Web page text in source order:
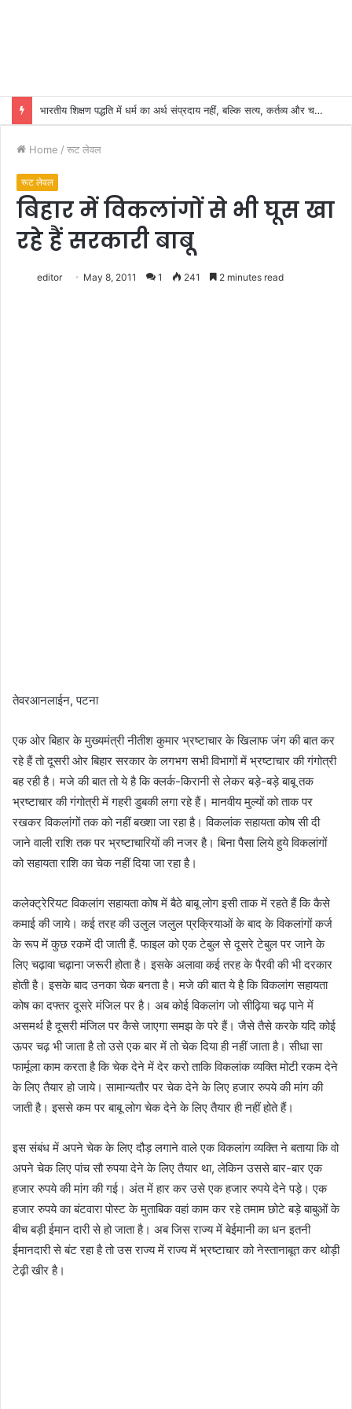
भारतीय शिक्षण पद्धति में धर्म का अर्थ संप्रदाय नहीं, बल्कि सत्य, कर्तव्य और चरित्र निर्माण है: विजय प्रकाश
Home / रूट लेवल
रूट लेवल
बिहार में विकलांगों से भी घूस खा
रहे हैं सरकारी बाबू
editor May 8, 2011 1 241 2 minutes read
तेवरआनलाईन, पटना
एक ओर बिहार के मुख्यमंत्री नीतीश कुमार भ्रष्टाचार के खिलाफ जंग की बात कर
रहे हैं तो दूसरी ओर बिहार सरकार के लगभग सभी विभागों में भ्रष्टाचार की गंगोत्री
बह रही है। मजे की बात तो ये है कि क्लर्क-किरानी से लेकर बड़े-बड़े बाबू तक
भ्रष्टाचार की गंगोत्री में गहरी डुबकी लगा रहे हैं। मानवीय मुल्यों को ताक पर
रखकर विकलांगों तक को नहीं बख्शा जा रहा है। विकलांक सहायता कोष सी दी
जाने वाली राशि तक पर भ्रष्टाचारियों की नजर है। बिना पैसा लिये हुये विकलांगों
को सहायता राशि का चेक नहीं दिया जा रहा है।
कलेक्ट्रेरियट विकलांग सहायता कोष में बैठे बाबू लोग इसी ताक में रहते हैं कि कैसे
कमाई की जाये। कई तरह की उलुल जलुल प्रक्रियाओं के बाद के विकलांगों कर्ज
के रूप में कुछ रकमें दी जाती हैं. फाइल को एक टेबुल से दूसरे टेबुल पर जाने के
लिए चढ़ावा चढ़ाना जरूरी होता है। इसके अलावा कई तरह के पैरवी की भी दरकार
होती है। इसके बाद उनका चेक बनता है। मजे की बात ये है कि विकलांग सहायता
कोष का दफ्तर दूसरे मंजिल पर है। अब कोई विकलांग जो सीढ़िया चढ़ पाने में
असमर्थ है दूसरी मंजिल पर कैसे जाएगा समझ के परे हैं। जैसे तैसे करके यदि कोई
ऊपर चढ़ भी जाता है तो उसे एक बार में तो चेक दिया ही नहीं जाता है। सीधा सा
फार्मूला काम करता है कि चेक देने में देर करो ताकि विकलांक व्यक्ति मोटी रकम देने
के लिए तैयार हो जाये। सामान्यतौर पर चेक देने के लिए हजार रुपये की मांग की
जाती है। इससे कम पर बाबू लोग चेक देने के लिए तैयार ही नहीं होते हैं।
इस संबंध में अपने चेक के लिए दौड़ लगाने वाले एक विकलांग व्यक्ति ने बताया कि वो
अपने चेक लिए पांच सौ रुपया देने के लिए तैयार था, लेकिन उससे बार-बार एक
हजार रुपये की मांग की गई। अंत में हार कर उसे एक हजार रुपये देने पड़े। एक
हजार रुपये का बंटवारा पोस्ट के मुताबिक वहां काम कर रहे तमाम छोटे बड़े बाबुओं के
बीच बड़ी ईमान दारी से हो जाता है। अब जिस राज्य में बेईमानी का धन इतनी
ईमानदारी से बंट रहा है तो उस राज्य में राज्य में भ्रष्टाचार को नेस्तानाबूत कर थोड़ी
टेढ़ी खीर है।